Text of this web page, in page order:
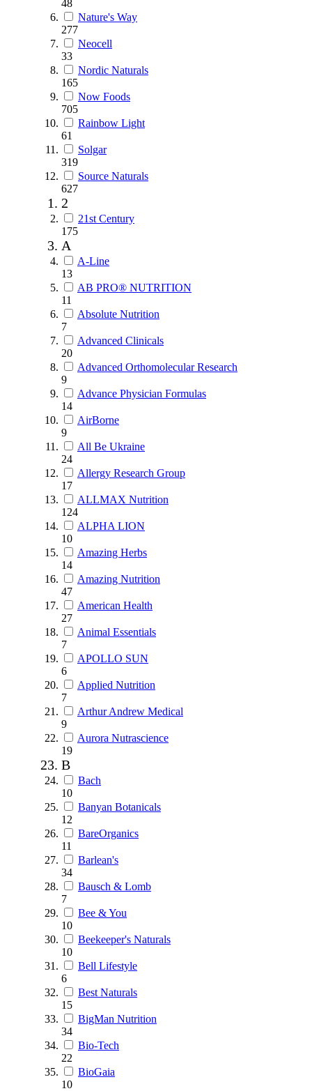
48
Nature's Way
277
Neocell
33
Nordic Naturals
165
Now Foods
705
Rainbow Light
61
Solgar
319
Source Naturals
627
2
21st Century
175
A
A-Line
13
AB PRO® NUTRITION
11
Absolute Nutrition
7
Advanced Clinicals
20
Advanced Orthomolecular Research
9
Advance Physician Formulas
14
AirBorne
9
All Be Ukraine
24
Allergy Research Group
17
ALLMAX Nutrition
124
ALPHA LION
10
Amazing Herbs
14
Amazing Nutrition
47
American Health
27
Animal Essentials
7
APOLLO SUN
6
Applied Nutrition
7
Arthur Andrew Medical
9
Aurora Nutrascience
19
B
Bach
10
Banyan Botanicals
12
BareOrganics
11
Barlean's
34
Bausch & Lomb
7
Bee & You
10
Beekeeper's Naturals
10
Bell Lifestyle
6
Best Naturals
15
BigMan Nutrition
34
Bio-Tech
22
BioGaia
10